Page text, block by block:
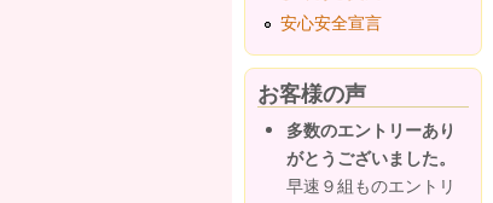
安心安全宣言
お客様の声
多数のエントリーあり
がとうございました。
早速９組ものエントリ